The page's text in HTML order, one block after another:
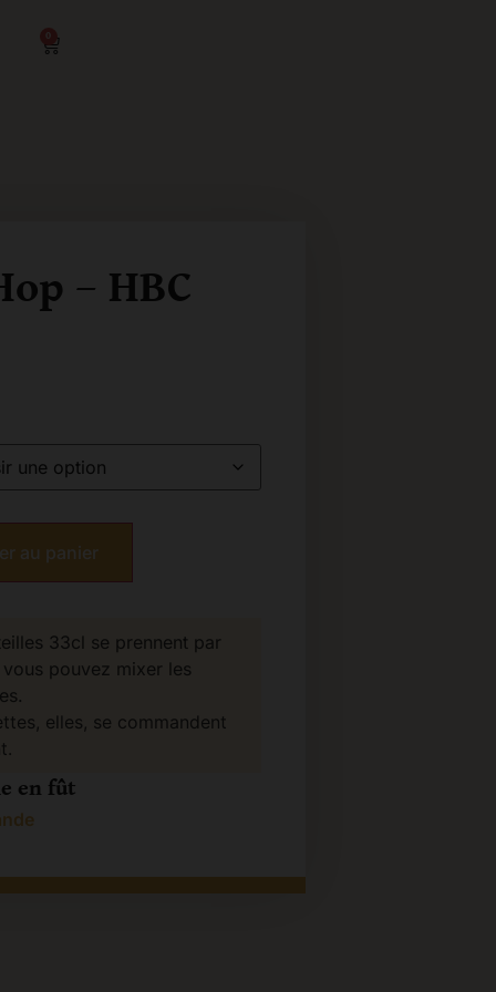
0
– HBC
au panier
33cl se prennent par
vous pouvez mixer les
elles, se commandent
en fût